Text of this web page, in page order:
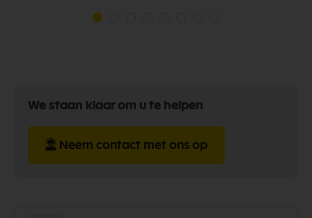
We staan klaar om u te helpen
Neem contact met ons op